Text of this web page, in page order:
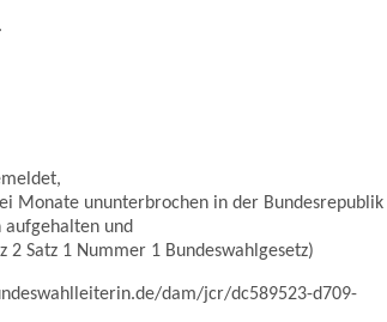
Monate ununterbrochen in der Bundesrepublik
aufgehalten und
Satz 1 Nummer 1 Bundeswahlgesetz)
dam/jcr/dc589523-d709-